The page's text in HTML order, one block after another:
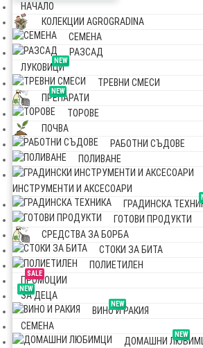
НАЧАЛО
КОЛЕКЦИИ AGROGRADINA
СЕМЕНА
РАЗСАД
NEW
ЛУКОВИЦИ
ТРЕВНИ СМЕСИ
NEW
ПРЕПАРАТИ
ТОРОВЕ
ПОЧВА
РАБОТНИ СЪДОВЕ
ПОЛИВАНЕ
ИНСТРУМЕНТИ И АКСЕСОАРИ
ГРАДИНСКА
ГОТОВИ ПРОДУКТИ
СРЕДСТВА ЗА БОРБА
СТОКИ ЗА БИТА
ПОЛИЕТИЛЕН
SALE
ПРОМОЦИИ
NEW
ЗА ДЕЦА
NEW
ВИНО И РАКИЯ
СЕМЕНА
NEW
ДОМАШНИ